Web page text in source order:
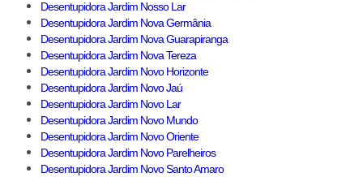
Desentupidora Jardim Nosso Lar
Desentupidora Jardim Nova Germânia
Desentupidora Jardim Nova Guarapiranga
Desentupidora Jardim Nova Tereza
Desentupidora Jardim Novo Horizonte
Desentupidora Jardim Novo Jaú
Desentupidora Jardim Novo Lar
Desentupidora Jardim Novo Mundo
Desentupidora Jardim Novo Oriente
Desentupidora Jardim Novo Parelheiros
Desentupidora Jardim Novo Santo Amaro